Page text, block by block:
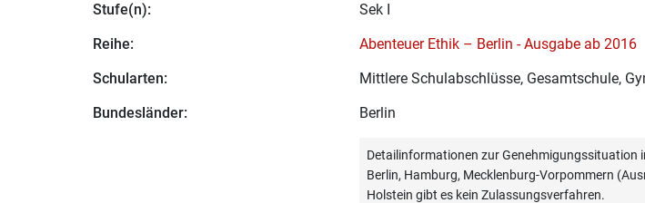
Stufe(n):
Sek I
Reihe:
Abenteuer Ethik – Berlin - Ausgabe ab 2016
Schularten:
Mittlere Schulabschlüsse, Gesamtschule,
Bundesländer:
Berlin
Detailinformationen zur Genehmigungssituation
Berlin, Hamburg, Mecklenburg-Vorpommern
Holstein gibt es kein Zulassungsverfahren.